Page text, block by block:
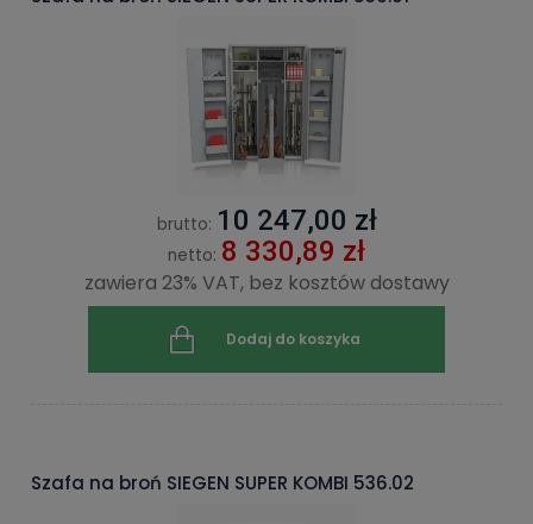
brutto: 10 247,00 zł
netto: 8 330,89 zł
zawiera 23% VAT, bez kosztów dostawy
Dodaj do koszyka
Szafa na broń SIEGEN SUPER KOMBI 536.02